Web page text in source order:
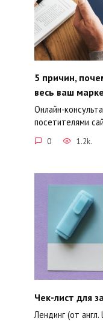
5 причин,
весь ваш
Онлайн-
посетителями
0 1.2k.
Чек-лист для
Лендинг (от